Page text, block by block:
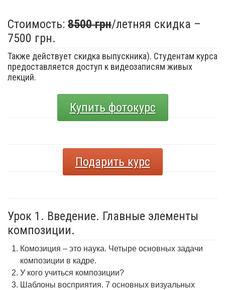
Стоимость: 8500 грн/летняя скидка –
7500 грн.
Также действует скидка выпускника). Студентам курса
предоставляется доступ к видеозаписям живых
лекций.
Купить фотокурс
Подарить курс
Урок 1. Введение. Главные элементы
композиции.
Комозиция – это наука. Четыре основных задачи
композиции в кадре.
У кого учиться композиции?
Шаблоны восприятия. 7 основных визуальных